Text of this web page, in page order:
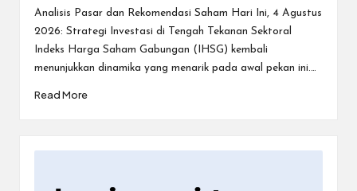
by
Analisis Pasar dan Rekomendasi Saham Hari Ini, 4 Agustus
2026: Strategi Investasi di Tengah Tekanan Sektoral
Indeks Harga Saham Gabungan (IHSG) kembali
menunjukkan dinamika yang menarik pada awal pekan ini.…
Read More